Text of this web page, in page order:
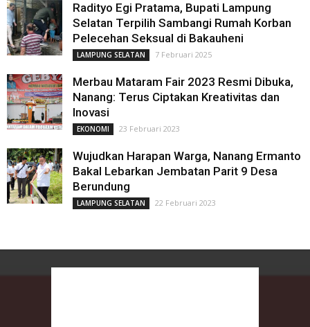
Radityo Egi Pratama, Bupati Lampung
Selatan Terpilih Sambangi Rumah Korban
Pelecehan Seksual di Bakauheni
LAMPUNG SELATAN 7 Februari 2025
Merbau Mataram Fair 2023 Resmi Dibuka,
Nanang: Terus Ciptakan Kreativitas dan
Inovasi
EKONOMI 23 Februari 2023
Wujudkan Harapan Warga, Nanang Ermanto
Bakal Lebarkan Jembatan Parit 9 Desa
Berundung
LAMPUNG SELATAN 22 Februari 2023